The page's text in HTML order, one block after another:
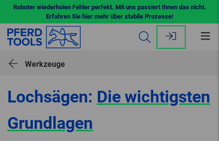
Roboter wiederholen Fehler perfekt. Mit uns passiert Ihnen das nicht.
Erfahren Sie hier mehr über stabile Prozesse!
Werkzeuge
Lochsägen: Die wichtigsten
Grundlagen